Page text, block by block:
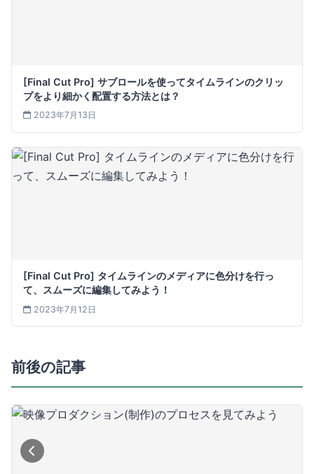
[Final Cut Pro] サブロールを使ってタイムラインのクリッ
プをより細かく配置する方法とは？
2023年7月13日
[Final Cut Pro] タイムラインのメディアに色分けを行っ
て、スムーズに編集してみよう！
2023年7月12日
前後の記事